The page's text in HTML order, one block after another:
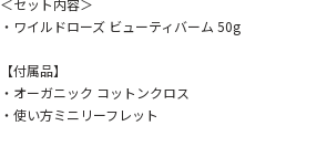
・ワイルドローズ ビューティバーム 50g
【付属品】
・オーガニック コットンクロス
・使い方ミニリーフレット